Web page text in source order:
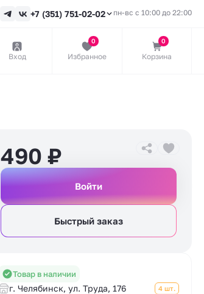
+7 (351) 751-02-02 пн-вс с 10:00 до 22:00
Вход
0
Избранное
0
Корзина
490 ₽
Войти
Быстрый заказ
Товар в наличии
г. Челябинск, ул. Труда, 176 4 шт.